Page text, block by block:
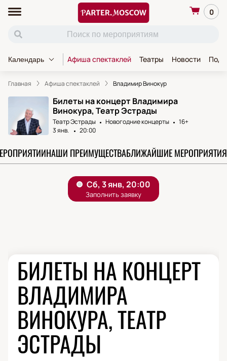
0
Календарь Афиша спектаклей Театры Новости
Главная Афиша спектаклей Владимир Винокур
Билеты на концерт Владимира
Винокура, Театр Эстрады
Театр Эстрады Новогодние концерты
16+
3 янв.
20:00
НАШИ ПРЕИМУЩЕСТВАБЛИЖАЙШИЕ МЕРОПРИЯТИЯ
БИЛЕТЫ НА КОНЦЕРТ
ВЛАДИМИРА
ВИНОКУРА, ТЕАТР
ЭСТРАДЫ